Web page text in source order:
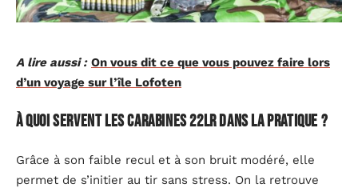
A lire aussi : On vous dit ce que vous pouvez faire lors
d’un voyage sur l’île Lofoten
À quoi servent les carabines 22LR dans la pratique ?
Grâce à son faible recul et à son bruit modéré, elle
permet de s’initier au tir sans stress. On la retrouve